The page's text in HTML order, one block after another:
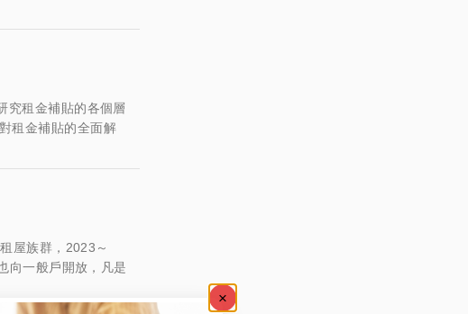
究租金補貼的各個層
租金補貼的全面解
屋族群，2023～
向一般戶開放，凡是